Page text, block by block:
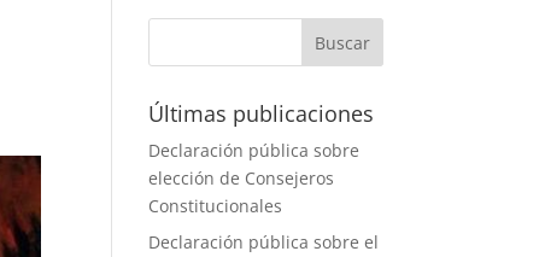
Últimas publicaciones
Declaración pública sobre
elección de Consejeros
Constitucionales
Declaración pública sobre el